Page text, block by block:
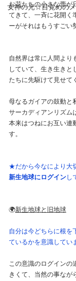
女神の光☆目覚めの
お花たちの小さな蕾が
てきて、一斉に花開く
ーがそれはもうすごい
自然界は常に人間より
していて、生き生きと
たちに先駆けて見せて
母なるガイアの鼓動と
サーカディアンリズム
本来はつねにお互い連
す。
★だから今なにより大
新生地球にログインし
🌍️新生地球と旧地球
自分は今どちらに根を
ているかを意識してい
この意識のログインの
きくて、当然の事なが